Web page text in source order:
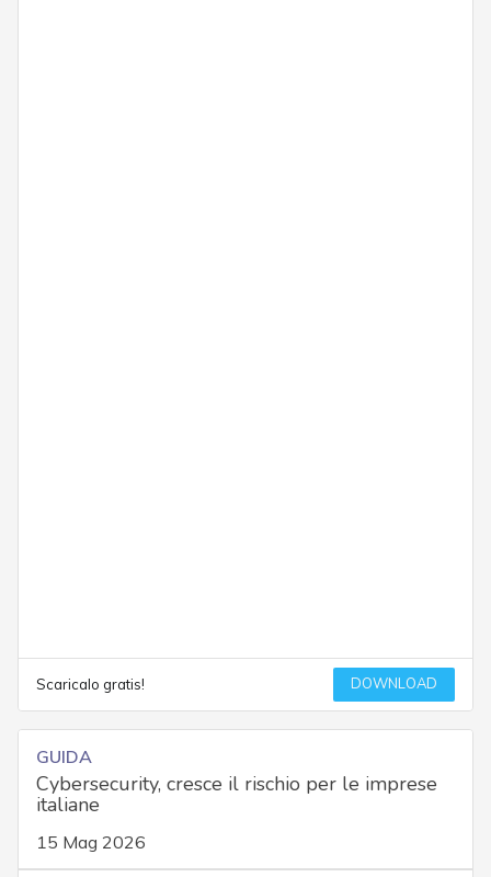
Scaricalo gratis! DOWNLOAD
GUIDA
Cybersecurity, cresce il rischio per le imprese
italiane
15 Mag 2026